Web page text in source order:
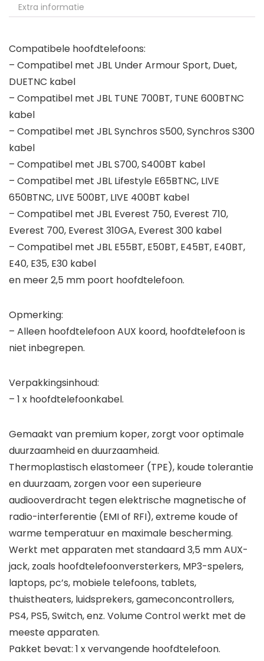
Extra informatie
Compatibele hoofdtelefoons:
– Compatibel met JBL Under Armour Sport, Duet,
DUETNC kabel
– Compatibel met JBL TUNE 700BT, TUNE 600BTNC
kabel
– Compatibel met JBL Synchros S500, Synchros S300
kabel
– Compatibel met JBL S700, S400BT kabel
– Compatibel met JBL Lifestyle E65BTNC, LIVE
650BTNC, LIVE 500BT, LIVE 400BT kabel
– Compatibel met JBL Everest 750, Everest 710,
Everest 700, Everest 310GA, Everest 300 kabel
– Compatibel met JBL E55BT, E50BT, E45BT, E40BT,
E40, E35, E30 kabel
en meer 2,5 mm poort hoofdtelefoon.
Opmerking:
– Alleen hoofdtelefoon AUX koord, hoofdtelefoon is
niet inbegrepen.
Verpakkingsinhoud:
– 1 x hoofdtelefoonkabel.
Gemaakt van premium koper, zorgt voor optimale
duurzaamheid en duurzaamheid.
Thermoplastisch elastomeer (TPE), koude tolerantie
en duurzaam, zorgen voor een superieure
audiooverdracht tegen elektrische magnetische of
radio-interferentie (EMI of RFI), extreme koude of
warme temperatuur en maximale bescherming.
Werkt met apparaten met standaard 3,5 mm AUX-
jack, zoals hoofdtelefoonversterkers, MP3-spelers,
laptops, pc’s, mobiele telefoons, tablets,
thuistheaters, luidsprekers, gameconcontrollers,
PS4, PS5, Switch, enz. Volume Control werkt met de
meeste apparaten.
Pakket bevat: 1 x vervangende hoofdtelefoon.